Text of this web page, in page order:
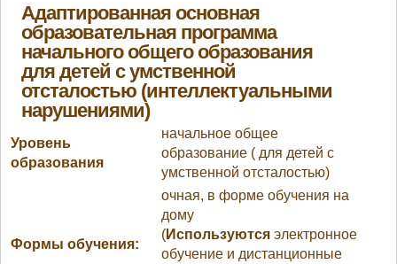
Адаптированная основная
образовательная программа
начального общего образования
для детей с умственной
отсталостью (интеллектуальными
нарушениями)
Уровень
образования
начальное общее
образование ( для детей с
умственной отсталостью)
Формы обучения:
очная, в форме обучения на
дому
(Используются электронное
обучение и дистанционные